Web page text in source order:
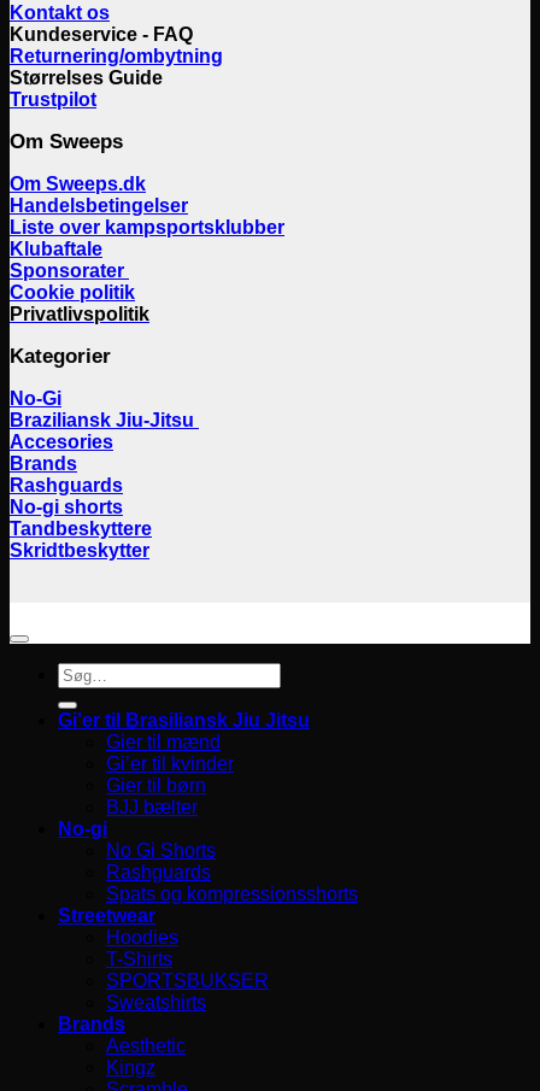
Kontakt os
Kundeservice - FAQ
Returnering/ombytning
Størrelses Guide
Trustpilot
Om Sweeps
Om Sweeps.dk
Handelsbetingelser
Liste over kampsportsklubber
Klubaftale
Sponsorater
Cookie politik
Privatlivspolitik
Kategorier
No-Gi
Braziliansk Jiu-Jitsu
Accesories
Brands
Rashguards
No-gi shorts
Tandbeskyttere
Skridtbeskytter
Søg
efter:
Gi’er til Brasiliansk Jiu Jitsu
Gier til mænd
Gi’er til kvinder
Gier til børn
BJJ bælter
No-gi
No Gi Shorts
Rashguards
Spats og kompressionsshorts
Streetwear
Hoodies
T-Shirts
SPORTSBUKSER
Sweatshirts
Brands
Aesthetic
Kingz